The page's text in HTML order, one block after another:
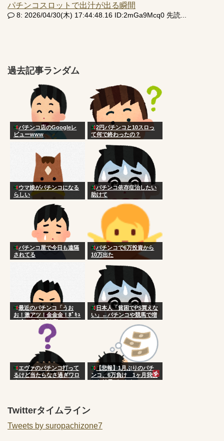
パチンコスロットで出汁が出る瞬間
8: 2026/04/30(木) 17:44:48.16 ID:2mGa9Mcq0 先読...
過去記事ランダム
パチンコ店のGoogleレ
ビューwww
2円パチンコと10スロっ
て何で終わったの？
ウマ娘がパチンコになる
らしい
パチンコ依存症治したい
助けて
パチンコ屋で今日も遠隔
されてる
パチンコで6万投資から
10万出た
最近のパチンコ「うお
お！激アツ！金金金！ﾎﾟｷｭ
ｰﾝ！」ワイ「確変か？」
日本人「貧困でPS買えな
い」←パチンコや競馬で増
やせばええだけなのにアホ
エヴァのパチンコ打って
るけど当たらなさ過ぎワロ
タ
【悲報】1月ぶりのパチ
ンコ、6万負け 1ヶ月我慢
した結果がこれなのか？
Twitterタイムライン
Tweets by suropachizone7